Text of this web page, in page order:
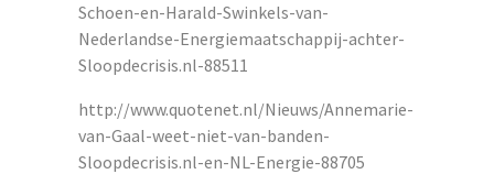
Schoen-en-Harald-Swinkels-van-
Nederlandse-Energiemaatschappij-achter-
Sloopdecrisis.nl-88511
http://www.quotenet.nl/Nieuws/Annemarie-
van-Gaal-weet-niet-van-banden-
Sloopdecrisis.nl-en-NL-Energie-88705